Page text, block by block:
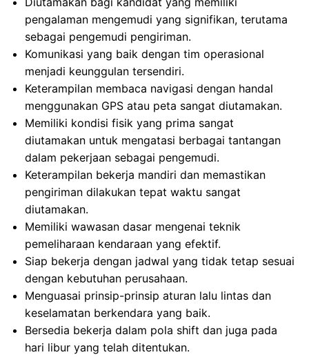
pengalaman mengemudi yang signifikan, terutama
sebagai pengemudi pengiriman.
Komunikasi yang baik dengan tim operasional
menjadi keunggulan tersendiri.
Keterampilan membaca navigasi dengan handal
menggunakan GPS atau peta sangat diutamakan.
Memiliki kondisi fisik yang prima sangat
diutamakan untuk mengatasi berbagai tantangan
dalam pekerjaan sebagai pengemudi.
Keterampilan bekerja mandiri dan memastikan
pengiriman dilakukan tepat waktu sangat
diutamakan.
Memiliki wawasan dasar mengenai teknik
pemeliharaan kendaraan yang efektif.
Siap bekerja dengan jadwal yang tidak tetap sesuai
dengan kebutuhan perusahaan.
Menguasai prinsip-prinsip aturan lalu lintas dan
keselamatan berkendara yang baik.
Bersedia bekerja dalam pola shift dan juga pada
hari libur yang telah ditentukan.